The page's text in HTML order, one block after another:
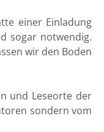
einer Einladung
sogar notwendig.
wir den Boden
und Leseorte der
sondern vom